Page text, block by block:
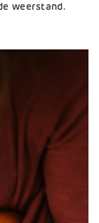
weerstand.